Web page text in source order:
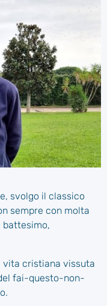
svolgo il classico
sempre con molta
battesimo,
vita cristiana vissuta
fai-questo-non-